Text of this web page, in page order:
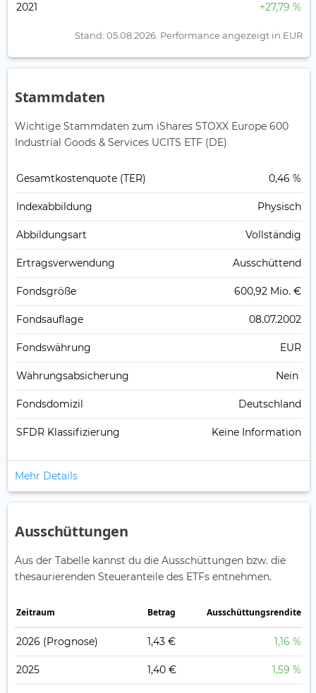
2021 +27,79 %
Stand: 05.08.2026. Performance angezeigt in EUR
Stammdaten
Wichtige Stammdaten zum iShares STOXX Europe 600
Industrial Goods & Services UCITS ETF (DE)
Gesamt­kosten­quote (TER) 0,46 %
Index­abbildung Physisch
Abbildungs­art Vollständig
Ertrags­verwendung Ausschüttend
Fonds­größe 600,92 Mio. €
Fonds­auflage 08.07.2002
Fonds­währung EUR
Währungsabsicherung Nein
Fondsdomizil Deutschland
SFDR Klassifizierung Keine Information
Mehr Details
Ausschüttungen
Aus der Tabelle kannst du die Ausschüttungen bzw. die
thesaurierenden Steueranteile des ETFs entnehmen.
Zeitraum Betrag Ausschüttungsrendite
2026 (Prognose) 1,43 € 1,16 %
2025 1,40 € 1,59 %